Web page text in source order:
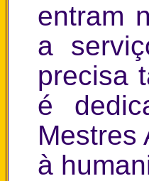
entram
a
precisa
é
Mestres
à